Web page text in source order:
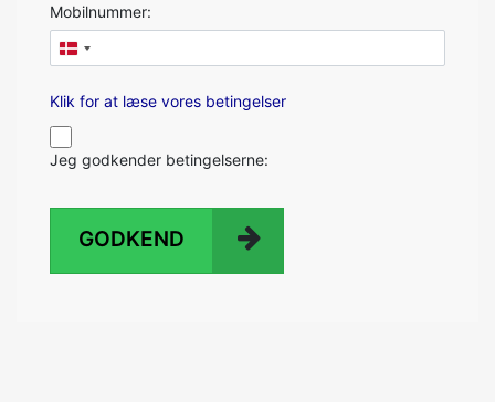
Mobilnummer:
Klik for at læse vores betingelser
Jeg godkender betingelserne:
GODKEND